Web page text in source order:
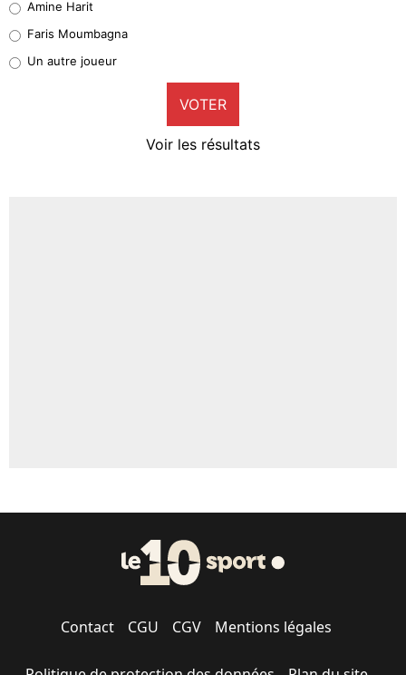
1%
9%
Amine Harit
Faris Moumbagna
Un autre joueur
VOTER
Voir les résultats
Contact CGU CGV Mentions légales